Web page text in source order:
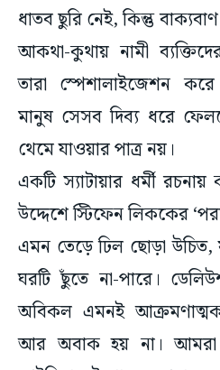
আকথা-কুথায় নামী
তারা স্পেশালাইজেশন
মানুষ সেসব দিব্য ধরে
থেমে যাওয়ার পাত্র নয়।
একটি স্যাটায়ার ধর্মী রচনায়
উদ্দেশে স্টিফেন লিককের
এমন তেড়ে ঢিল ছোড়া
ঘরটি ছুঁতে না-পারে।
অবিকল এমনই
আর অবাক হয় না। আমরা
আইডিয়াল ইগোদের আঘাত